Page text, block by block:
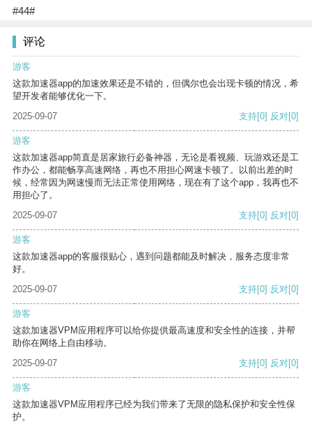
#44#
评论
游客
这款加速器app的加速效果还是不错的，但偶尔也会出现卡顿的情况，希
望开发者能够优化一下。
2025-09-07
支持[0] 反对[0]
游客
这款加速器app简直是居家旅行必备神器，无论是看视频、玩游戏还是工
作办公，都能畅享高速网络，再也不用担心网速卡顿了。以前出差的时
候，经常因为网速慢而无法正常使用网络，现在有了这个app，我再也不
用担心了。
2025-09-07
支持[0] 反对[0]
游客
这款加速器app的客服很贴心，遇到问题都能及时解决，服务态度非常
好。
2025-09-07
支持[0] 反对[0]
游客
这款加速器VPM应用程序可以给你提供最高速度和安全性的连接，并帮
助你在网络上自由移动。
2025-09-07
支持[0] 反对[0]
游客
这款加速器VPM应用程序已经为我们带来了无限的隐私保护和安全性保
护。